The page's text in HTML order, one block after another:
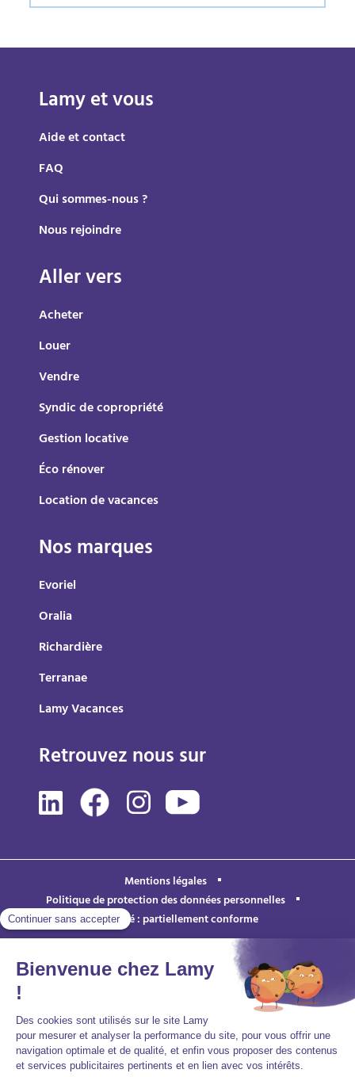
Lamy et vous
Aide et contact
FAQ
Qui sommes-nous ?
Nous rejoindre
Aller vers
Acheter
Louer
Vendre
Syndic de copropriété
Gestion locative
Éco rénover
Location de vacances
Nos marques
Evoriel
Oralia
Richardière
Terranae
Lamy Vacances
Retrouvez nous sur
Mentions légales
Politique de protection des données personnelles
Accessibilité : partiellement conforme